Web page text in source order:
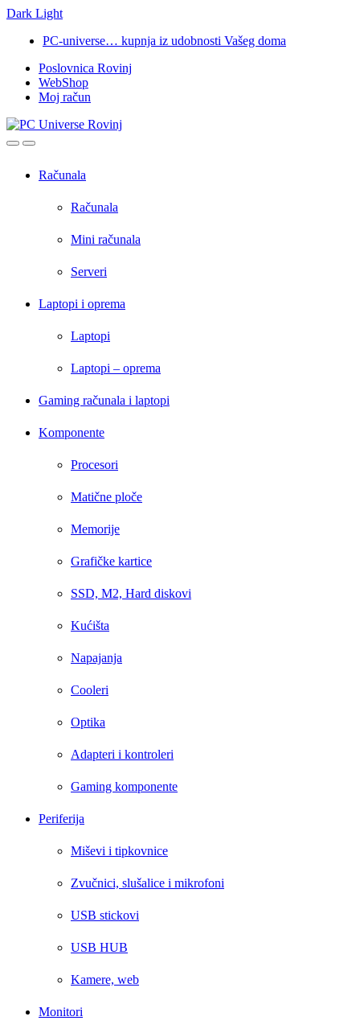
Dark Light
navigation
content
PC-universe… kupnja iz udobnosti Vašeg doma
Poslovnica Rovinj
WebShop
Moj račun
OpenClose
Računala
Računala
Mini računala
Serveri
Laptopi i oprema
Laptopi
Laptopi – oprema
Gaming računala i laptopi
Komponente
Procesori
Matične ploče
Memorije
Grafičke kartice
SSD, M2, Hard diskovi
Kućišta
Napajanja
Cooleri
Optika
Adapteri i kontroleri
Gaming komponente
Periferija
Miševi i tipkovnice
Zvučnici, slušalice i mikrofoni
USB stickovi
USB HUB
Kamere, web
Monitori